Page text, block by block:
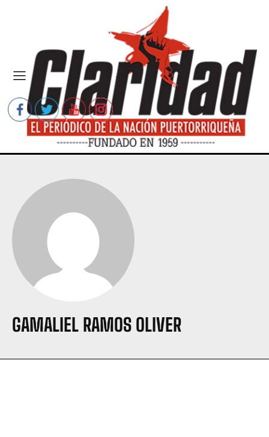
GAMALIEL RAMOS OLIVER